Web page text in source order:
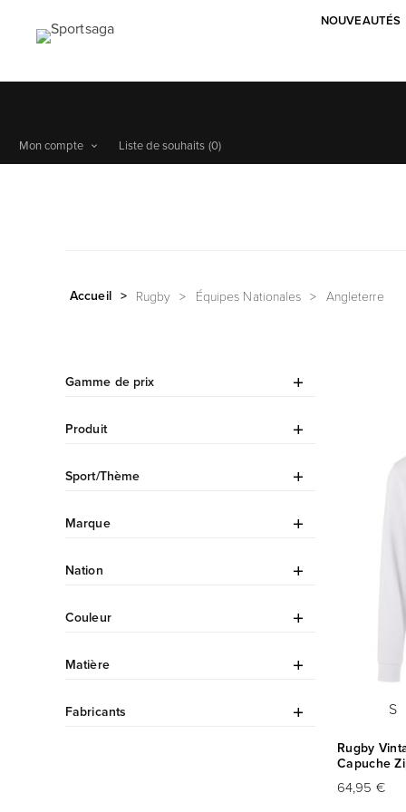
NOUVEAUTÉS
Mon compte Liste de souhaits (0)
Accueil > Rugby > Équipes Nationales > Angleterre
S
Rugby
Capuche
64,95 €
Gamme de prix
Produit
Sport/Thème
Marque
Nation
Couleur
Matière
Fabricants